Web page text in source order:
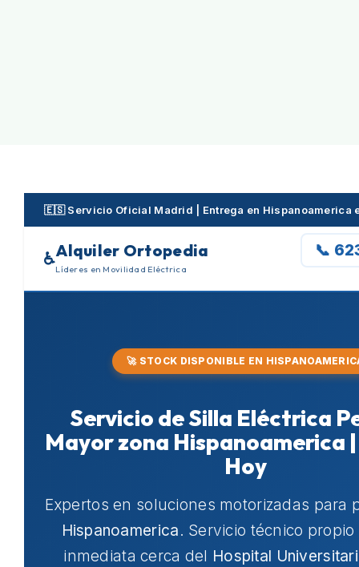
🇪🇸 Servicio Oficial Madrid | Entrega en Hispanoamerica
♿Alquiler Ortopedia
Líderes en Movilidad Eléctrica
📞
🚀 STOCK DISPONIBLE EN
Servicio de Silla Eléctrica
Mayor zona Hispanoamerica
Hoy
Expertos en soluciones motorizadas para
Hispanoamerica. Servicio técnico
inmediata cerca del Hospital